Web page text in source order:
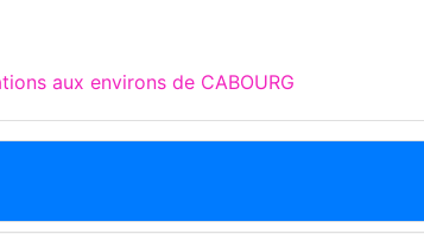
aux environs de CABOURG